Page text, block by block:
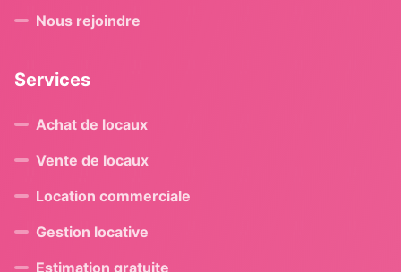
Nous rejoindre
Services
Achat de locaux
Vente de locaux
Location commerciale
Gestion locative
Estimation gratuite